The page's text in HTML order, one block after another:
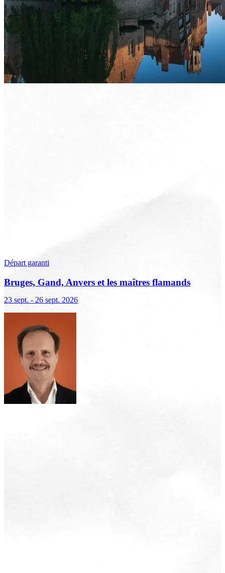
Départ garanti
Bruges, Gand, Anvers et les maîtres flamands
23 sept. - 26 sept. 2026